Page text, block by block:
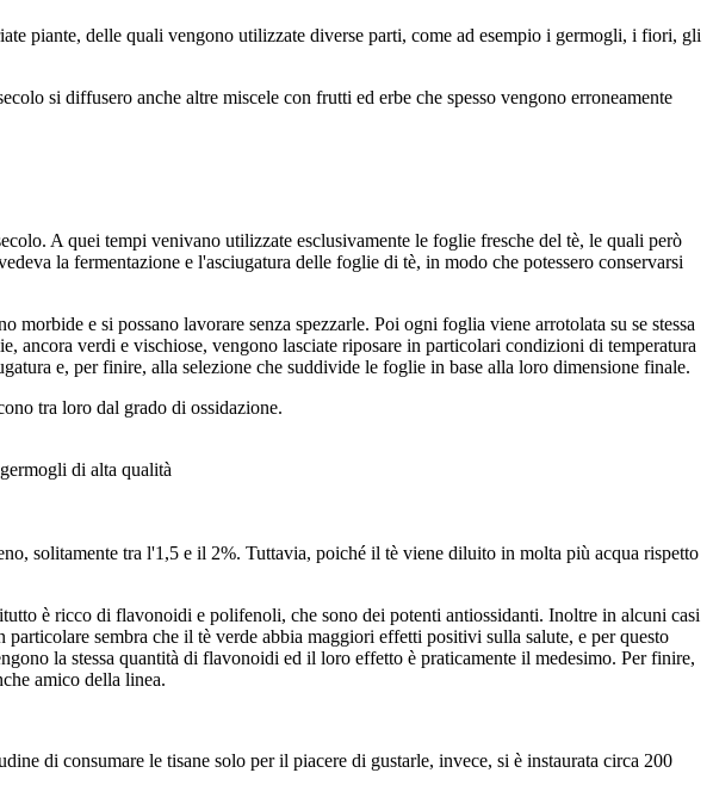
piante, delle quali vengono utilizzate diverse parti, come ad esempio i germogli, i fiori, gli
si diffusero anche altre miscele con frutti ed erbe che spesso vengono erroneamente
A quei tempi venivano utilizzate esclusivamente le foglie fresche del tè, le quali però
la fermentazione e l'asciugatura delle foglie di tè, in modo che potessero conservarsi
e si possano lavorare senza spezzarle. Poi ogni foglia viene arrotolata su se stessa
ancora verdi e vischiose, vengono lasciate riposare in particolari condizioni di temperatura
e, per finire, alla selezione che suddivide le foglie in base alla loro dimensione finale.
tra loro dal grado di ossidazione.
di alta qualità
solitamente tra l'1,5 e il 2%. Tuttavia, poiché il tè viene diluito in molta più acqua rispetto
è ricco di flavonoidi e polifenoli, che sono dei potenti antiossidanti. Inoltre in alcuni casi
sembra che il tè verde abbia maggiori effetti positivi sulla salute, e per questo
la stessa quantità di flavonoidi ed il loro effetto è praticamente il medesimo. Per finire,
amico della linea.
di consumare le tisane solo per il piacere di gustarle, invece, si è instaurata circa 200